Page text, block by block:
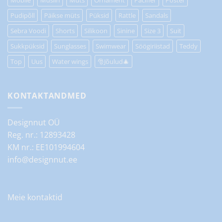
Pudipõll
Päikse müts Püksid Rattle
Sandals
Sebra Voodi
Shorts Silikoon Sinine Size 3
Suit
Sukkpüksid
Sunglasses Swimwear Söögiriistad
Teddy
Top
Uus Water wings 🎅Jõulud🎄
KONTAKTANDMED
Designnut OÜ
Reg. nr.: 12893428
KM nr.: EE101994604
info@designnut.ee
Meie kontaktid